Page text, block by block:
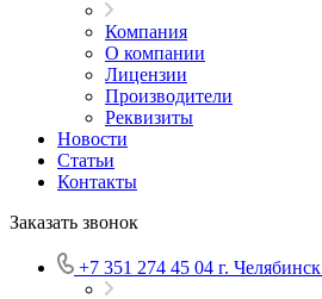
Компания
О компании
Лицензии
Производители
Реквизиты
Новости
Статьи
Контакты
Заказать звонок
+7 351 274 45 04 г. Челябинск